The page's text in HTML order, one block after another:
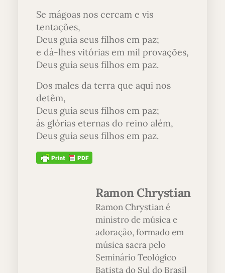
Se mágoas nos cercam e vis
tentações,
Deus guia seus filhos em paz;
e dá-lhes vitórias em mil provações,
Deus guia seus filhos em paz.
Dos males da terra que aqui nos
detêm,
Deus guia seus filhos em paz;
às glórias eternas do reino além,
Deus guia seus filhos em paz.
Ramon Chrystian
Ramon Chrystian é
ministro de música e
adoração, formado em
música sacra pelo
Seminário Teológico
Batista do Sul do Brasil